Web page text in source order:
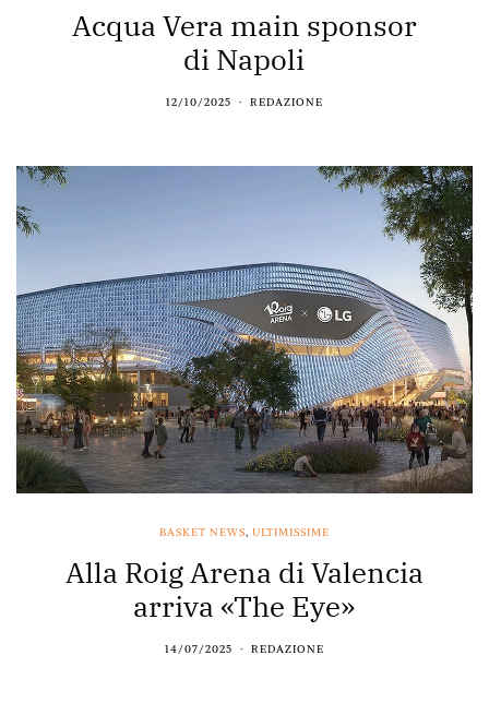
Acqua Vera main sponsor
di Napoli
12/10/2025 REDAZIONE
BASKET NEWS, ULTIMISSIME
Alla Roig Arena di Valencia
arriva «The Eye»
14/07/2025 REDAZIONE